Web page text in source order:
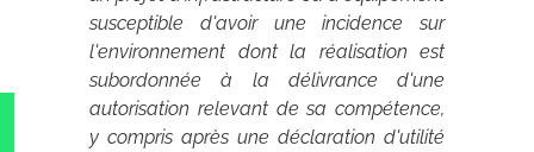
susceptible d'avoir une incidence sur
l'environnement dont la réalisation est
subordonnée à la délivrance d'une
autorisation relevant de sa compétence,
y compris après une déclaration d'utilité